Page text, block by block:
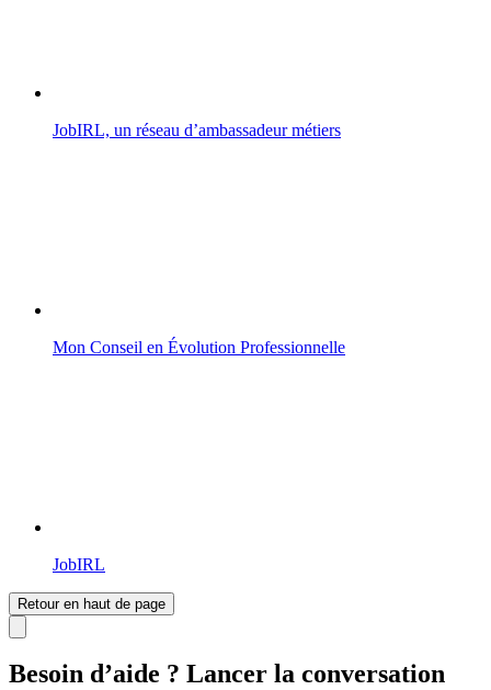
JobIRL, un réseau d’ambassadeur métiers
Mon Conseil en Évolution Professionnelle
JobIRL
Retour en haut de page
Besoin d’aide ? Lancer la conversation